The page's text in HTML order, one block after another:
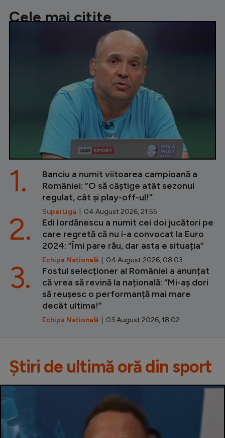
Cele mai citite
Banciu a numit viitoarea campioană a
României: ”O să câștige atât sezonul
regulat, cât și play-off-ul!”
SuperLiga | 04 August 2026, 21:55
1.
Edi Iordănescu a numit cei doi jucători pe
care regretă că nu i-a convocat la Euro
2024: ”Îmi pare rău, dar asta e situația”
Echipa Națională | 04 August 2026, 08:03
2.
Fostul selecționer al României a anunțat
că vrea să revină la națională: ”Mi-aș dori
să reușesc o performanță mai mare
decât ultima!”
Echipa Națională | 03 August 2026, 18:02
3.
Știri de ultimă oră din sport